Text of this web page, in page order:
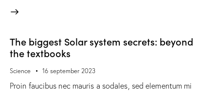
The biggest Solar system secrets: beyond
the textbooks
Science 16 september 2023
Proin faucibus nec mauris a sodales, sed elementum mi